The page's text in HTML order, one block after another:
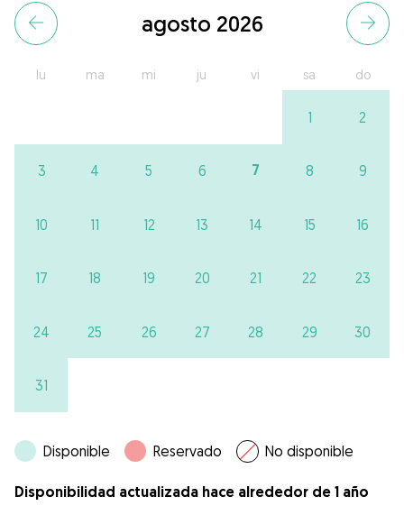
agosto 2026
lu ma mi ju vi sa do
1 2
3 4 5 6 7 8 9
10 11 12 13 14 15 16
17 18 19 20 21 22 23
24 25 26 27 28 29 30
31
Disponible Reservado No disponible
Disponibilidad actualizada hace alrededor de 1 año